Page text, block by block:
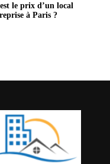
le prix d’un local
à Paris ?